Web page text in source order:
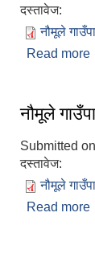
दस्तावेज:
नौमूले
Read more
नौमूले
Submitted
दस्तावेज:
नौमूले
Read more